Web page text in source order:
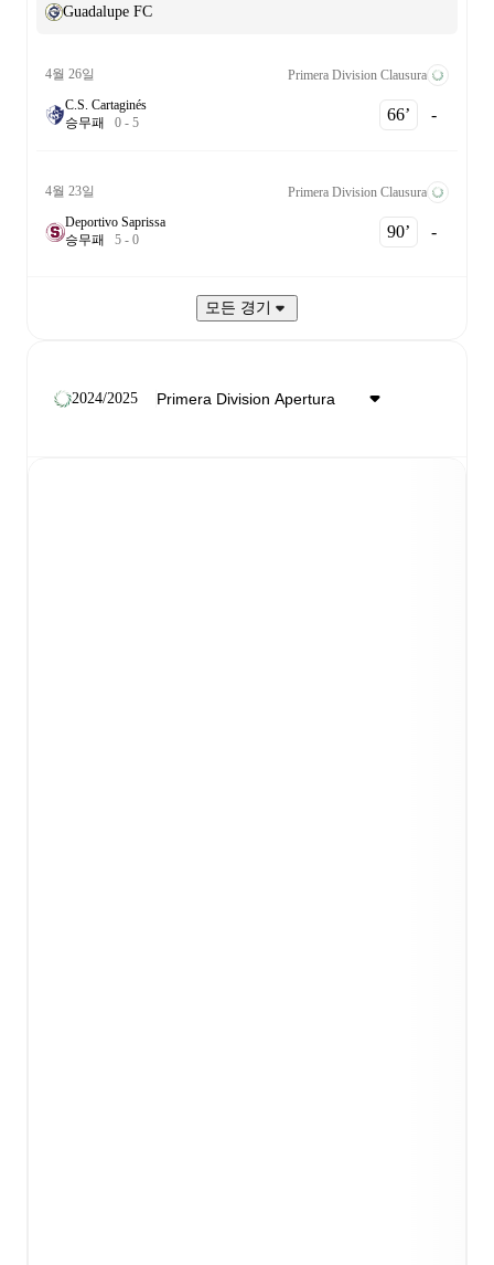
Guadalupe FC
4월 26일
Primera Division Clausura
C.S. Cartaginés
승무패 0 - 5 66‎’‎ -
4월 23일
Primera Division Clausura
Deportivo Saprissa
승무패 5 - 0 90‎’‎ -
모든 경기
2024/2025